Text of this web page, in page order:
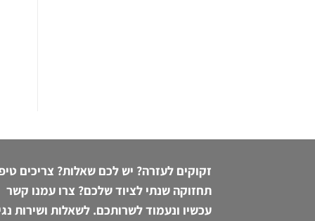
זקוקים לעזרה? יש לכם שאלות? צריכים
תחזוקה שנתי לציוד שלכם? צרו עמנו קשר
עכשיו ונעמוד לשרותכם. לשאלות ושירות